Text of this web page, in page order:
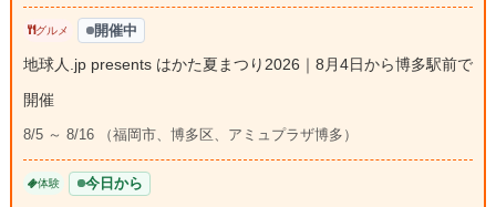
グルメ 開催中
地球人.jp presents はかた夏まつり2026｜8月4日から博多駅前で
開催
8/5 ～ 8/16 （福岡市、博多区、アミュプラザ博多）
体験 今日から